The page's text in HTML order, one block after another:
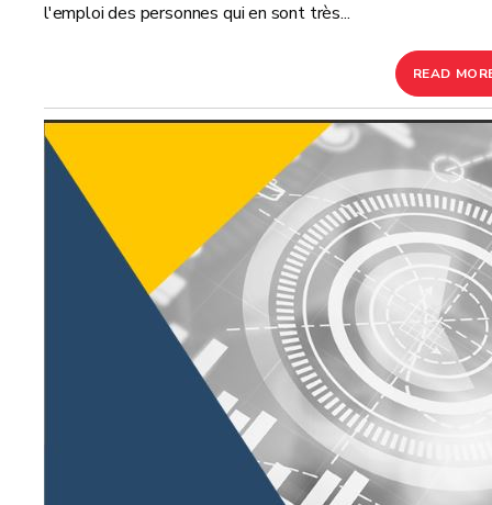
l'emploi des personnes qui en sont très...
READ